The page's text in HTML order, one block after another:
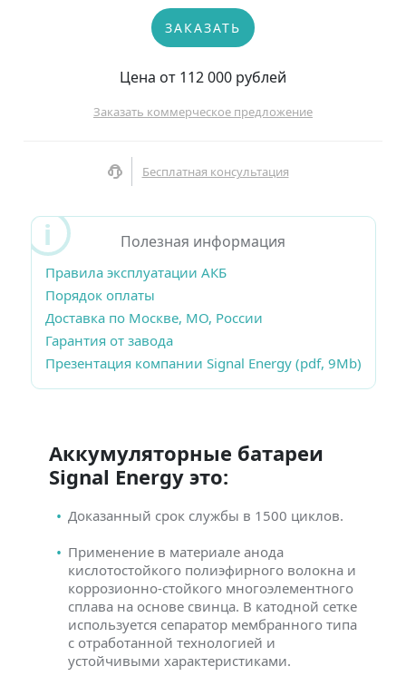
ЗАКАЗАТЬ
Цена от 112 000 рублей
Заказать коммерческое предложение
Бесплатная консультация
Полезная информация
Правила эксплуатации АКБ
Порядок оплаты
Доставка по Москве, МО, России
Гарантия от завода
Презентация компании Signal Energy (pdf, 9Mb)
Аккумуляторные батареи
Signal Energy это:
Доказанный срок службы в 1500 циклов.
Применение в материале анода
кислотостойкого полиэфирного волокна и
коррозионно-стойкого многоэлементного
сплава на основе свинца. В катодной сетке
используется сепаратор мембранного типа
с отработанной технологией и
устойчивыми характеристиками.